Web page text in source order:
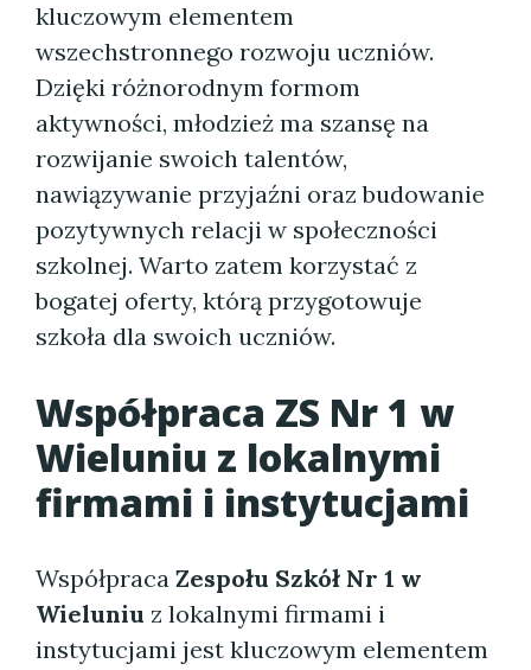
kluczowym elementem
wszechstronnego rozwoju uczniów.
Dzięki różnorodnym formom
aktywności, młodzież ma szansę na
rozwijanie swoich talentów,
nawiązywanie przyjaźni oraz budowanie
pozytywnych relacji w społeczności
szkolnej. Warto zatem korzystać z
bogatej oferty, którą przygotowuje
szkoła dla swoich uczniów.
Współpraca ZS Nr 1 w
Wieluniu z lokalnymi
firmami i instytucjami
Współpraca Zespołu Szkół Nr 1 w
Wieluniu z lokalnymi firmami i
instytucjami jest kluczowym elementem